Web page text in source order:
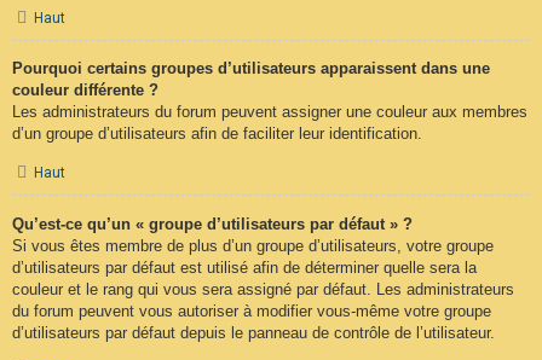
Haut
Pourquoi certains groupes d’utilisateurs apparaissent dans une
couleur différente ?
Les administrateurs du forum peuvent assigner une couleur aux membres
d’un groupe d’utilisateurs afin de faciliter leur identification.
Haut
Qu’est-ce qu’un « groupe d’utilisateurs par défaut » ?
Si vous êtes membre de plus d’un groupe d’utilisateurs, votre groupe
d’utilisateurs par défaut est utilisé afin de déterminer quelle sera la
couleur et le rang qui vous sera assigné par défaut. Les administrateurs
du forum peuvent vous autoriser à modifier vous-même votre groupe
d’utilisateurs par défaut depuis le panneau de contrôle de l’utilisateur.